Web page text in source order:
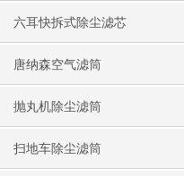
六耳快拆式除尘滤芯
唐纳森空气滤筒
抛丸机除尘滤筒
扫地车除尘滤筒